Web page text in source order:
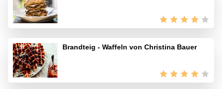
Brandteig - Waffeln von Christina Bauer